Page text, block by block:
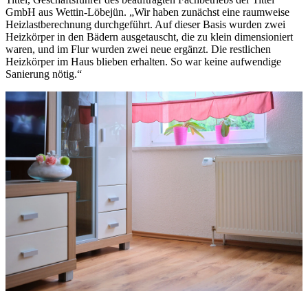
GmbH aus Wettin-Löbejün. „Wir haben zunächst eine raumweise
Heizlastberechnung durchgeführt. Auf dieser Basis wurden zwei
Heizkörper in den Bädern ausgetauscht, die zu klein dimensioniert
waren, und im Flur wurden zwei neue ergänzt. Die restlichen
Heizkörper im Haus blieben erhalten. So war keine aufwendige
Sanierung nötig.“